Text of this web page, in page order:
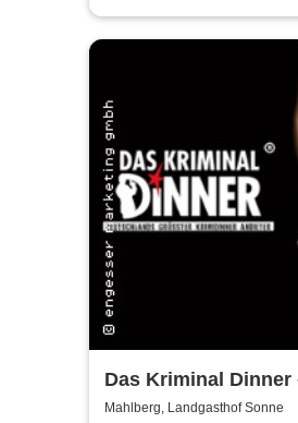
Das Kriminal Dinner
Hauptkommissar
Mahlberg, Landgasthof Sonne